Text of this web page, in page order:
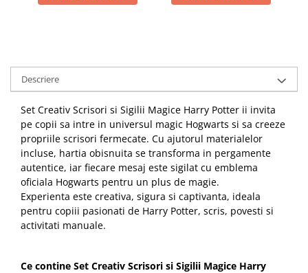
Descriere
Set Creativ Scrisori si Sigilii Magice Harry Potter ii invita
pe copii sa intre in universul magic Hogwarts si sa creeze
propriile scrisori fermecate. Cu ajutorul materialelor
incluse, hartia obisnuita se transforma in pergamente
autentice, iar fiecare mesaj este sigilat cu emblema
oficiala Hogwarts pentru un plus de magie.
Experienta este creativa, sigura si captivanta, ideala
pentru copiii pasionati de Harry Potter, scris, povesti si
activitati manuale.
Ce contine Set Creativ Scrisori si Sigilii Magice Harry